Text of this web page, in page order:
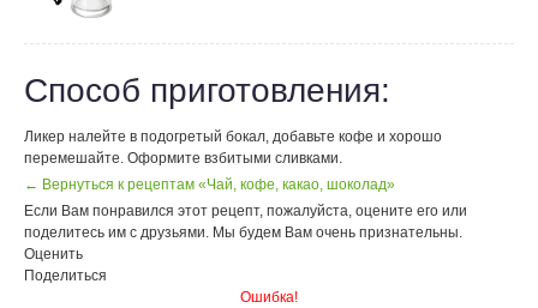
Способ приготовления:
Ликер налейте в подогретый бокал, добавьте кофе и хорошо
перемешайте. Оформите взбитыми сливками.
← Вернуться к рецептам «Чай, кофе, какао, шоколад»
Если Вам понравился этот рецепт, пожалуйста, оцените его или
поделитесь им с друзьями. Мы будем Вам очень признательны.
Оценить
Поделиться
Ошибка!